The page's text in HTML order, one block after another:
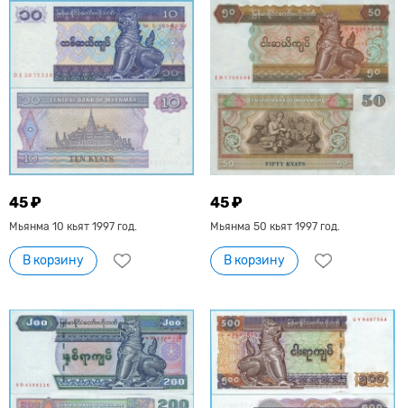
45 ₽
Мьянма 10 кьят 1997 год.
В корзину
45 ₽
Мьянма 50 кьят 1997 год.
В корзину